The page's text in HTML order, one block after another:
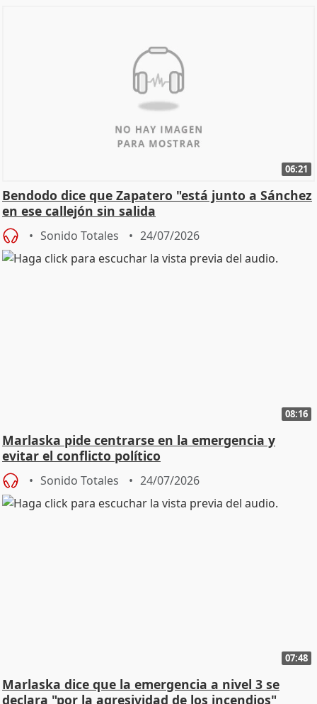
06:21
Bendodo dice que Zapatero "está junto a Sánchez
en ese callejón sin salida
Sonido Totales 24/07/2026
08:16
Marlaska pide centrarse en la emergencia y
evitar el conflicto político
Sonido Totales 24/07/2026
07:48
Marlaska dice que la emergencia a nivel 3 se
declara "por la agresividad de los incendios"